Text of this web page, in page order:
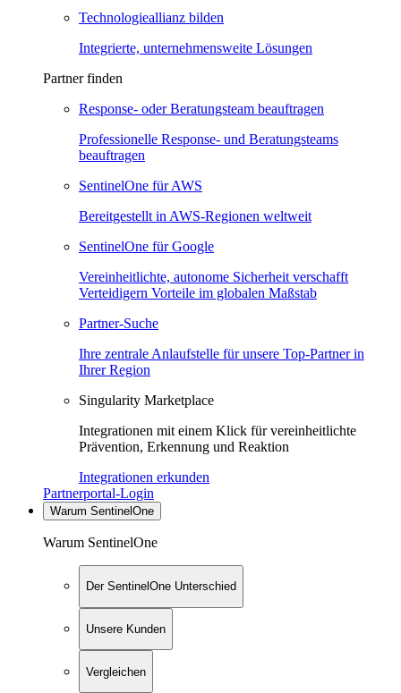
Technologieallianz bilden
Integrierte, unternehmensweite Lösungen
Partner finden
Response- oder Beratungsteam beauftragen
Professionelle Response- und Beratungsteams
beauftragen
SentinelOne für AWS
Bereitgestellt in AWS-Regionen weltweit
SentinelOne für Google
Vereinheitlichte, autonome Sicherheit verschafft
Verteidigern Vorteile im globalen Maßstab
Partner-Suche
Ihre zentrale Anlaufstelle für unsere Top-Partner in
Ihrer Region
Singularity Marketplace
Integrationen mit einem Klick für vereinheitlichte
Prävention, Erkennung und Reaktion
Integrationen erkunden
Partnerportal-Login
Warum SentinelOne
Warum SentinelOne
Der SentinelOne Unterschied
Unsere Kunden
Vergleichen